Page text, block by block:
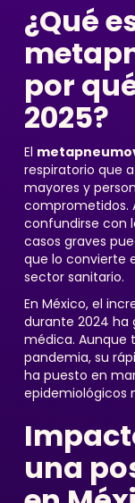
¿Qué
por
2025?
El
respiratorio que
mayores y
comprometidos.
confundirse con
casos graves
que lo convierte
sector sanitario.
En México, el
durante 2024 ha
médica. Aunque
pandemia, su
ha puesto en
epidemiológicos
una